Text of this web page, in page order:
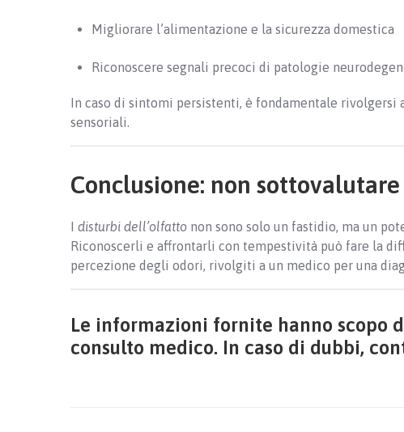
Migliorare l’alimentazione e la sicurezza domestica
Riconoscere segnali precoci di patologie
In caso di sintomi persistenti, è fondamentale
sensoriali.
Conclusione: non
I disturbi dell’olfatto non sono solo un fastidio, ma un
Riconoscerli e affrontarli con tempestività può fare la
percezione degli odori, rivolgiti a un medico per una
Le informazioni fornite hanno scopo
consulto medico. In caso di dubbi,